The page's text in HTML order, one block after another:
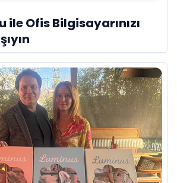
ile Ofis Bilgisayarınızı